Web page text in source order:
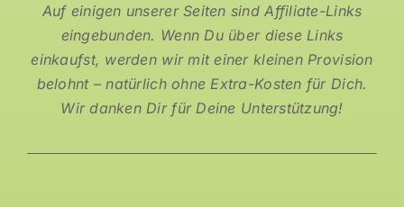
Auf einigen unserer Seiten sind Affiliate-Links
eingebunden. Wenn Du über diese Links
einkaufst, werden wir mit einer kleinen Provision
belohnt – natürlich ohne Extra-Kosten für Dich.
Wir danken Dir für Deine Unterstützung!